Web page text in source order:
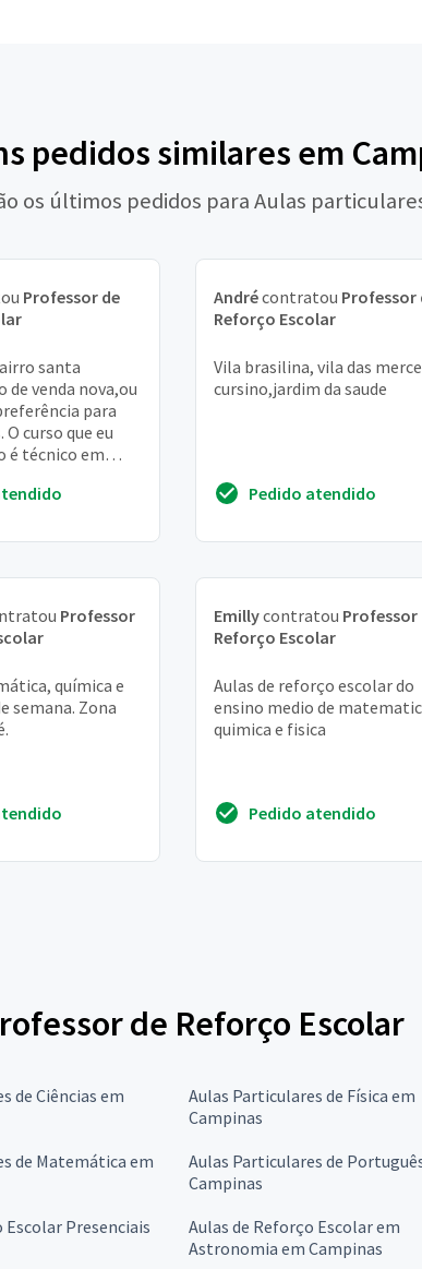
pedidos similares em
os últimos pedidos para Aulas
Professor de
santa
de venda nova,ou
para
O curso que eu
é técnico em
Andrécontratou Professor
Reforço Escolar
Vila brasilina, vila das
cursino,jardim da saude
Pedido atendido
Professor
química e
semana. Zona
Emillycontratou Professor
Reforço Escolar
Aulas de reforço escolar do
ensino medio de
quimica e fisica
Pedido atendido
de Reforço Escolar
de Ciências em
Aulas Particulares de Física em
Campinas
de Matemática em
Aulas Particulares de
Campinas
Escolar Presenciais
Aulas de Reforço Escolar em
Astronomia em Campinas